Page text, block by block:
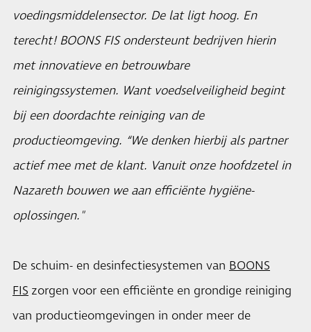
voedingsmiddelensector. De lat ligt hoog. En
terecht! BOONS FIS ondersteunt bedrijven hierin
met innovatieve en betrouwbare
reinigingssystemen. Want voedselveiligheid begint
bij een doordachte reiniging van de
productieomgeving. “We denken hierbij als partner
actief mee met de klant. Vanuit onze hoofdzetel in
Nazareth bouwen we aan efficiënte hygiëne-
oplossingen."
De schuim- en desinfectiesystemen van BOONS
FIS zorgen voor een efficiënte en grondige reiniging
van productieomgevingen in onder meer de